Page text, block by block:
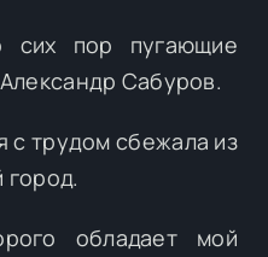
сих пор пугающие
Сабуров.
с трудом сбежала из
обладает мой